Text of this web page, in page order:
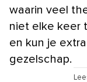
waarin veel
niet elke keer
en kun je
gezelschap.